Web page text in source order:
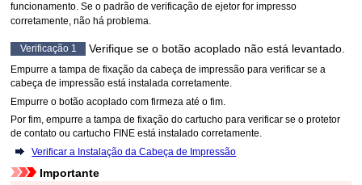
funcionamento. Se o padrão de verificação de ejetor for impresso
corretamente, não há problema.
Verificação 1 Verifique se o botão acoplado não está levantado.
Empurre atampa de fixação da cabeça de impressão para verificar se a
cabeça de impressão está instalada corretamente.
Empurre o botão acoplado com firmeza até o fim.
Por fim, empurre atampa de fixação do cartucho para verificar se oprotetor
de contato oucartucho FINE está instalado corretamente.
Verificar a Instalação da Cabeça de Impressão
Importante